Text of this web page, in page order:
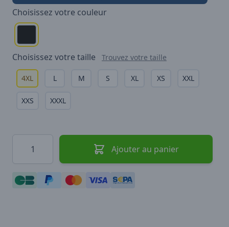
Choisissez votre couleur
Choisissez votre taille Trouvez votre taille
4XL L M S XL XS XXL
XXS XXXL
Ajouter au panier